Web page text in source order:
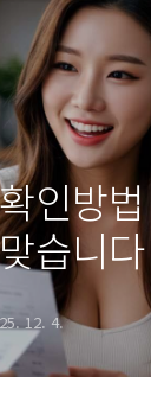
인방
습니다
12. 4.